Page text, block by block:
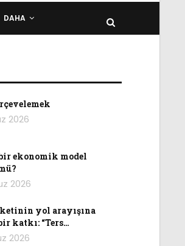
DAHA
2026
ekonomik model
2026
yol arayışına
katkı: “Ters…
2026